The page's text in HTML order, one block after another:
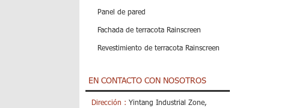
Panel de pared
Fachada de terracota Rainscreen
Revestimiento de terracota Rainscreen
EN CONTACTO CON NOSOTROS
Dirección : Yintang Industrial Zone,